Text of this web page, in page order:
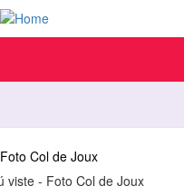
Foto Col de Joux
viste - Foto Col de Joux